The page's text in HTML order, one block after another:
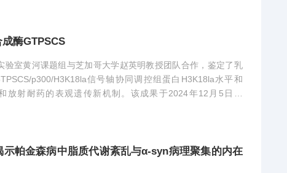
酶GTPSCS
验室黄河课题组与芝加哥大学赵英明教授团队合作，鉴定了乳
p300/H3K18la信号轴协同调控组蛋白H3K18la水平和
放射耐药的表观遗传新机制。该成果于2024年12月5日以
帕金森病中脂质代谢紊乱与α-syn病理聚集的内在